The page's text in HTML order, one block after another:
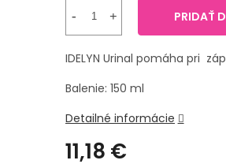
11,18 €
PRIDAŤ
IDELYN Urinal pomáha pri
Balenie: 150 ml
Detailné informácie